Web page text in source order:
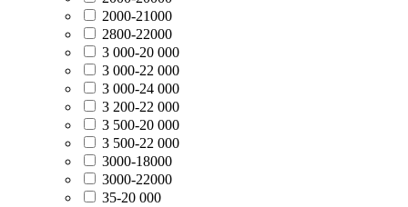
2000-21000
2800-22000
3 000-20 000
3 000-22 000
3 000-24 000
3 200-22 000
3 500-20 000
3 500-22 000
3000-18000
3000-22000
35-20 000